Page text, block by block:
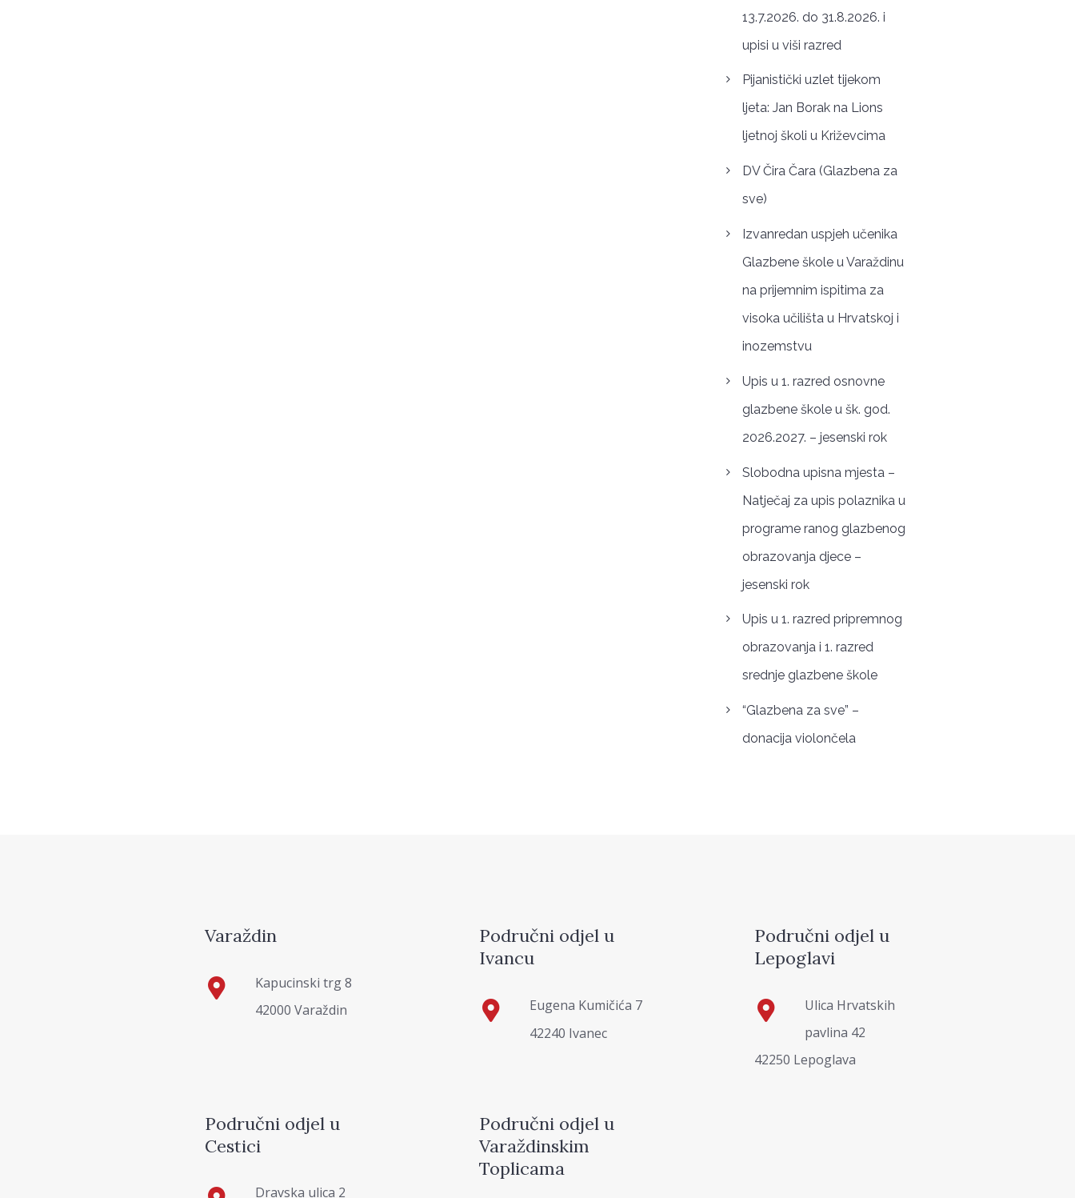
13.7.2026. do 31.8.2026. i
upisi u viši razred
Pijanistički uzlet tijekom
ljeta: Jan Borak na Lions
ljetnoj školi u Križevcima
DV Čira Čara (Glazbena za
sve)
Izvanredan uspjeh učenika
Glazbene škole u Varaždinu
na prijemnim ispitima za
visoka učilišta u Hrvatskoj i
inozemstvu
Upis u 1. razred osnovne
glazbene škole u šk. god.
2026.2027. – jesenski rok
Slobodna upisna mjesta –
Natječaj za upis polaznika u
programe ranog glazbenog
obrazovanja djece –
jesenski rok
Upis u 1. razred pripremnog
obrazovanja i 1. razred
srednje glazbene škole
“Glazbena za sve” –
donacija violončela
Varaždin
Kapucinski trg 8
42000 Varaždin
Područni odjel u
Ivancu
Eugena Kumičića 7
42240 Ivanec
Područni odjel u
Lepoglavi
Ulica Hrvatskih
pavlina 42
42250 Lepoglava
Područni odjel u
Cestici
Dravska ulica 2
Područni odjel u
Varaždinskim
Toplicama